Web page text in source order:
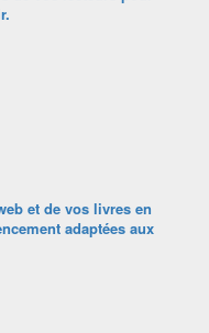
et de vos livres en
adaptées aux